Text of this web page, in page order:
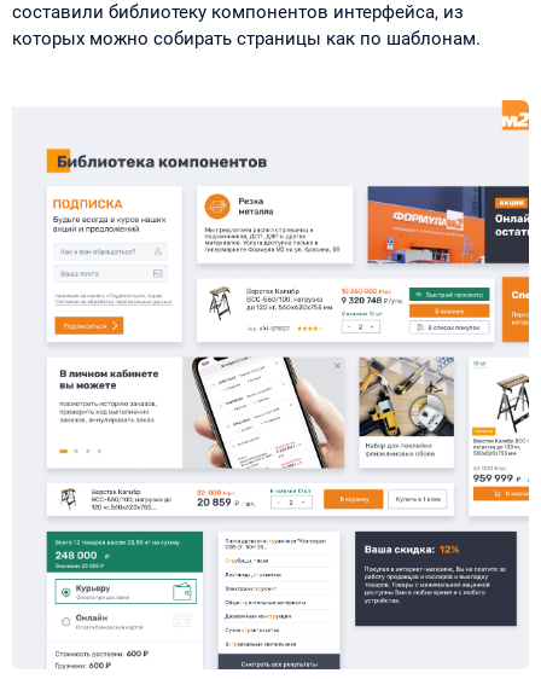
составили библиотеку компонентов интерфейса, из
которых можно собирать страницы как по шаблонам.